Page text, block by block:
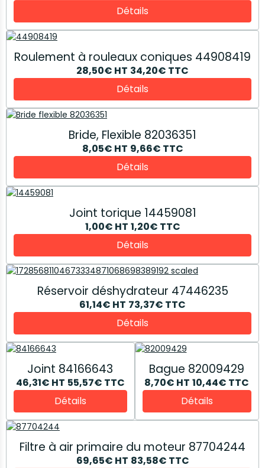
Détails
Roulement à rouleaux coniques 44908419
28,50€ HT 34,20€ TTC
Détails
Bride, Flexible 82036351
8,05€ HT 9,66€ TTC
Détails
Joint torique 14459081
1,00€ HT 1,20€ TTC
Détails
Réservoir déshydrateur 47446235
61,14€ HT 73,37€ TTC
Détails
Joint 84166643
46,31€ HT 55,57€ TTC
Détails
Bague 82009429
8,70€ HT 10,44€ TTC
Détails
Filtre à air primaire du moteur 87704244
69,65€ HT 83,58€ TTC